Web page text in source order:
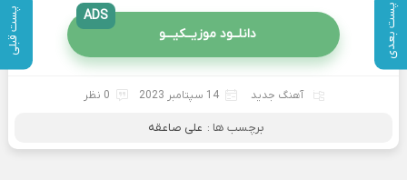
پست بعدی پست قبلی دانلــود موزیــکیـــو
ADS
آهنگ جدید 14 سپتامبر 2023 0 نظر
برچسب ها : علی صاعقه